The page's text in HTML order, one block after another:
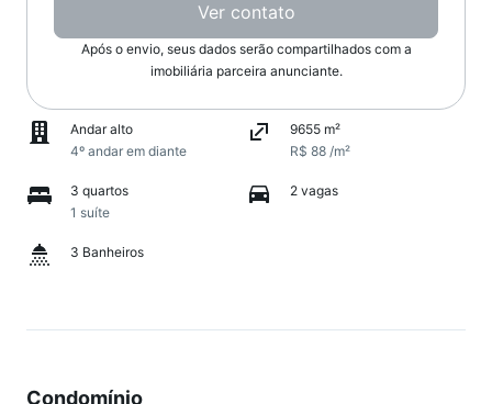
Ver contato
Após o envio, seus dados serão compartilhados com a
imobiliária parceira anunciante.
Andar alto
4º andar em diante
9655 m²
R$ 88 /m²
3 quartos
1 suíte
2 vagas
3 Banheiros
Condomínio